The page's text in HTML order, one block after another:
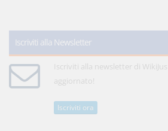
Iscriviti alla Newsletter
Iscriviti alla newsletter di
aggiornato!
Iscriviti ora